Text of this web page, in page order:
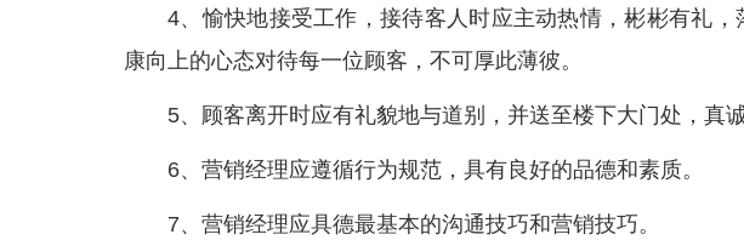
4、愉快地接受工作，接待客人时应主动热情，彬彬有礼
康向上的心态对待每一位顾客，不可厚此薄彼。
5、顾客离开时应有礼貌地与道别，并送至楼下大门处，真
6、营销经理应遵循行为规范，具有良好的品德和素质。
7、营销经理应具德最基本的沟通技巧和营销技巧。